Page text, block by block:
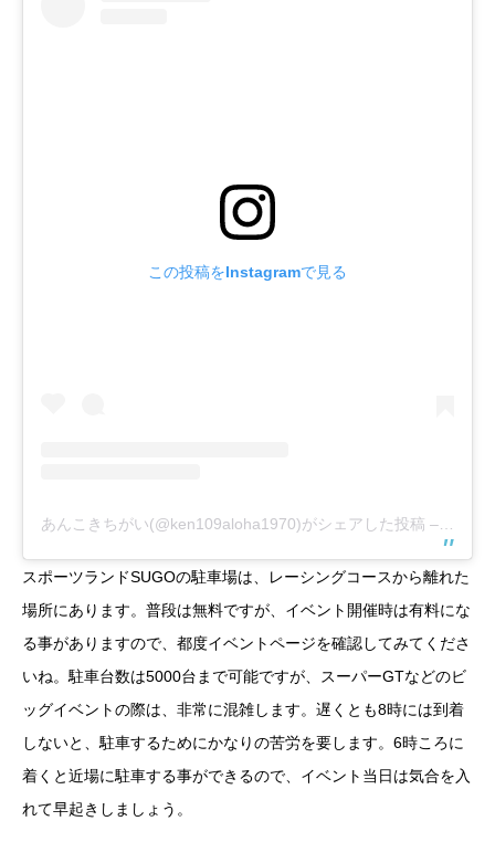
この投稿をInstagramで見る
あんこきちがい(@ken109aloha1970)がシェアした投稿 – 2019
スポーツランドSUGOの駐車場は、レーシングコースから離れた
場所にあります。普段は無料ですが、イベント開催時は有料にな
る事がありますので、都度イベントページを確認してみてくださ
いね。駐車台数は5000台まで可能ですが、スーパーGTなどのビ
ッグイベントの際は、非常に混雑します。遅くとも8時には到着
しないと、駐車するためにかなりの苦労を要します。6時ころに
着くと近場に駐車する事ができるので、イベント当日は気合を入
れて早起きしましょう。